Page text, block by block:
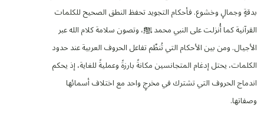
بدقةٍ وجمالٍ وخشوع. فأحكام التجويد تحفظ النطق الصحيح للكلمات
القرآنية كما أُنزلت على النبي محمد ﷺ، وتصون سلامة كلام الله عبر
الأجيال. ومن بين الأحكام التي تُنظّم تفاعل الحروف العربية عند حدود
الكلمات، يحتل إدغام المتجانسين مكانةً بارزةً وعمليةً للغاية، إذ يحكم
اندماج الحروف التي تشترك في مخرجٍ واحد مع اختلاف أسمائها
وصفاتها.